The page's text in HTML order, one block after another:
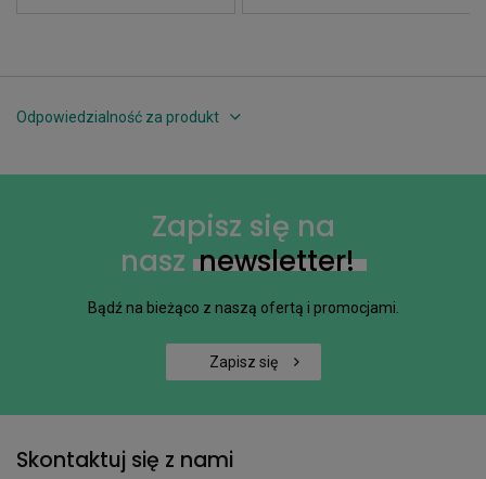
Odpowiedzialność za produkt
Zapisz się na
nasz newsletter!
Bądź na bieżąco z naszą ofertą i promocjami.
Zapisz się
Skontaktuj się z nami